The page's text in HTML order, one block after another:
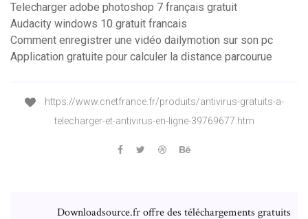
Telecharger adobe photoshop 7 français gratuit
Audacity windows 10 gratuit francais
Comment enregistrer une vidéo dailymotion sur son pc
Application gratuite pour calculer la distance parcourue
https://www.cnetfrance.fr/produits/antivirus-gratuits-a-
telecharger-et-antivirus-en-ligne-39769677.htm
Downloadsource.fr offre des téléchargements gratuits